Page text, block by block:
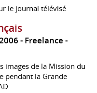
le journal télévisé
Freelance
images de la Mission du
pendant la Grande